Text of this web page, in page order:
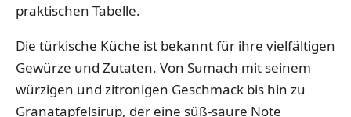
praktischen Tabelle.
Die türkische Küche ist bekannt für ihre vielfältigen
Gewürze und Zutaten. Von Sumach mit seinem
würzigen und zitronigen Geschmack bis hin zu
Granatapfelsirup, der eine süß-saure Note